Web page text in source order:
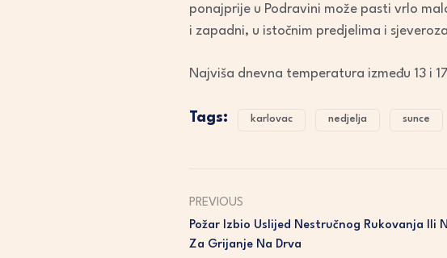
ponajprije u Podravini može pasti vrlo
i zapadni, u istočnim predjelima i
Najviša dnevna temperatura između 13 i
Tags: karlovac nedjelja sunce
PREVIOUS
Požar Izbio Uslijed Nestručnog Rukovanja Ili
Za Grijanje Na Drva